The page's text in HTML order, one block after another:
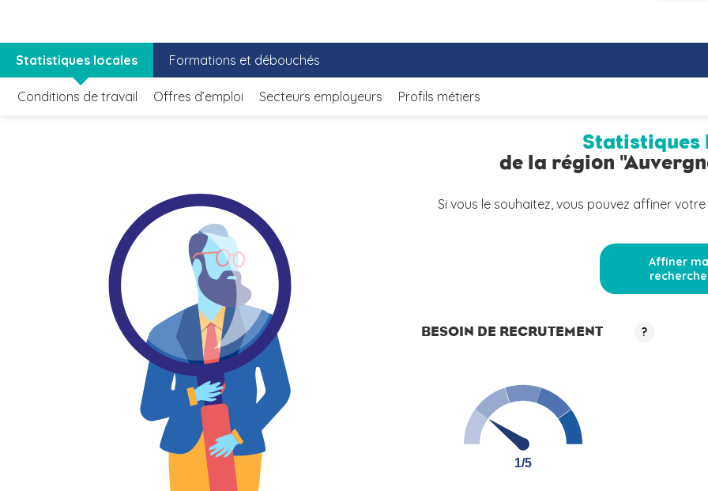
Statistiques locales Formations et débouchés
Conditions de travail Offres d’emploi Secteurs employeurs Profils métiers
Statistiques
de la région
Si vous le souhaitez, vous pouvez affiner
Affiner ma
recherche
BESOIN DE RECRUTEMENT ?
1/5
1/5